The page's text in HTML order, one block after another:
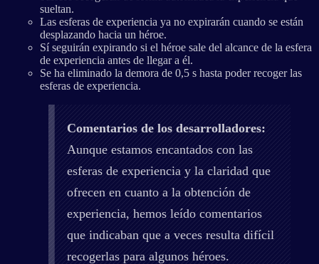
sueltan.
Las esferas de experiencia ya no expirarán cuando se están
desplazando hacia un héroe.
Sí seguirán expirando si el héroe sale del alcance de la esfera
de experiencia antes de llegar a él.
Se ha eliminado la demora de 0,5 s hasta poder recoger las
esferas de experiencia.
Comentarios de los desarrolladores:
Aunque estamos encantados con las
esferas de experiencia y la claridad que
ofrecen en cuanto a la obtención de
experiencia, hemos leído comentarios
que indicaban que a veces resulta difícil
recogerlas para algunos héroes.